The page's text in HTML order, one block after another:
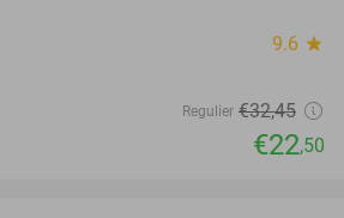
9.6 star
Regulier €32,45
€22,50